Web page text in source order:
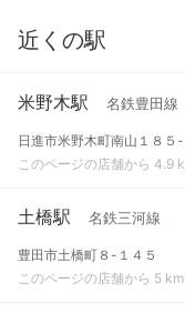
近くの駅
米野木駅 名鉄豊田線
日進市米野木町南山１８５-
このページの店舗から 4.9
土橋駅 名鉄三河線
豊田市土橋町８-１４５
このページの店舗から 5 km